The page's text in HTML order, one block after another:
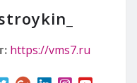
https://vms7.ru